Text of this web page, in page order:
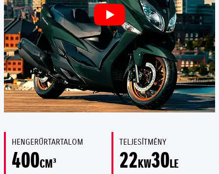
HENGERŰRTARTALOM
400CM³
TELJESÍTMÉNY
22KW30LE